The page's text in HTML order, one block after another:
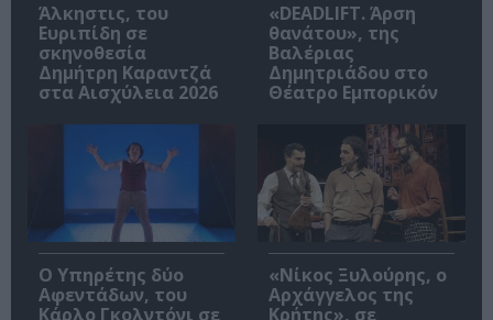
Άλκηστις, του
Ευριπίδη σε
σκηνοθεσία
Δημήτρη Καραντζά
στα Αισχύλεια 2026
«DEADLIFT. Άρση
θανάτου», της
Βαλέριας
Δημητριάδου στο
Θέατρο Εμπορικόν
Ο Υπηρέτης δύο
Αφεντάδων, του
Κάρλο Γκολντόνι σε
«Νίκος Ξυλούρης, ο
Αρχάγγελος της
Κρήτης», σε